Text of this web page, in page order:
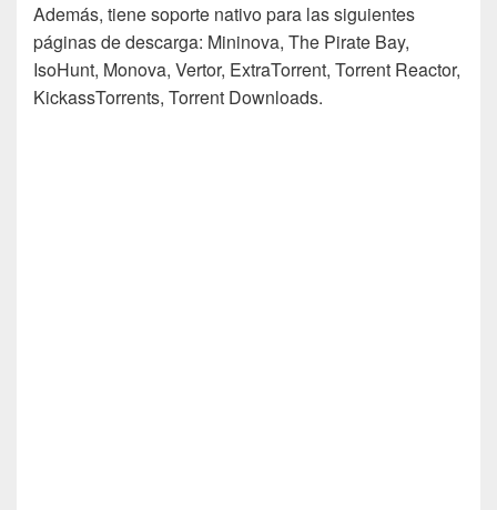
Además, tiene soporte nativo para las siguientes
páginas de descarga: Mininova, The Pirate Bay,
IsoHunt, Monova, Vertor, ExtraTorrent, Torrent Reactor,
KickassTorrents, Torrent Downloads.